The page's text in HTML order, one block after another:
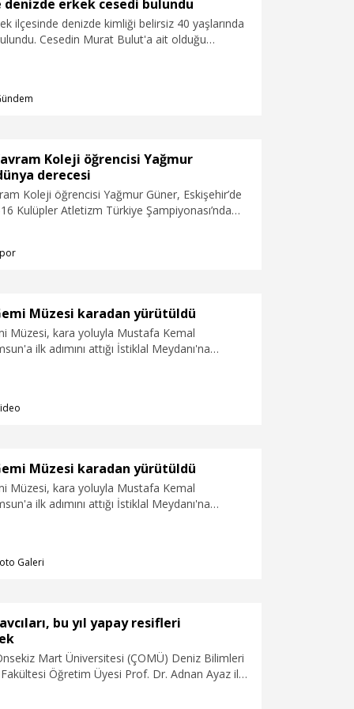
denizde erkek cesedi bulundu
ilçesinde denizde kimliği belirsiz 40 yaşlarında
Cesedin Murat Bulut'a ait olduğu
Koleji öğrencisi Yağmur
derecesi
Koleji öğrencisi Yağmur Güner, Eskişehir’de
Kulüpler Atletizm Türkiye Şampiyonası’nda
ilk sıraya yerleştiği kaydedildi.
Müzesi karadan yürütüldü
Müzesi, kara yoluyla Mustafa Kemal
ilk adımını attığı İstiklal Meydanı'na
Müzesi karadan yürütüldü
Müzesi, kara yoluyla Mustafa Kemal
ilk adımını attığı İstiklal Meydanı'na
Galeri
bu yıl yapay resifleri
Mart Üniversitesi (ÇOMÜ) Deniz Bilimleri
Öğretim Üyesi Prof. Dr. Adnan Ayaz ile